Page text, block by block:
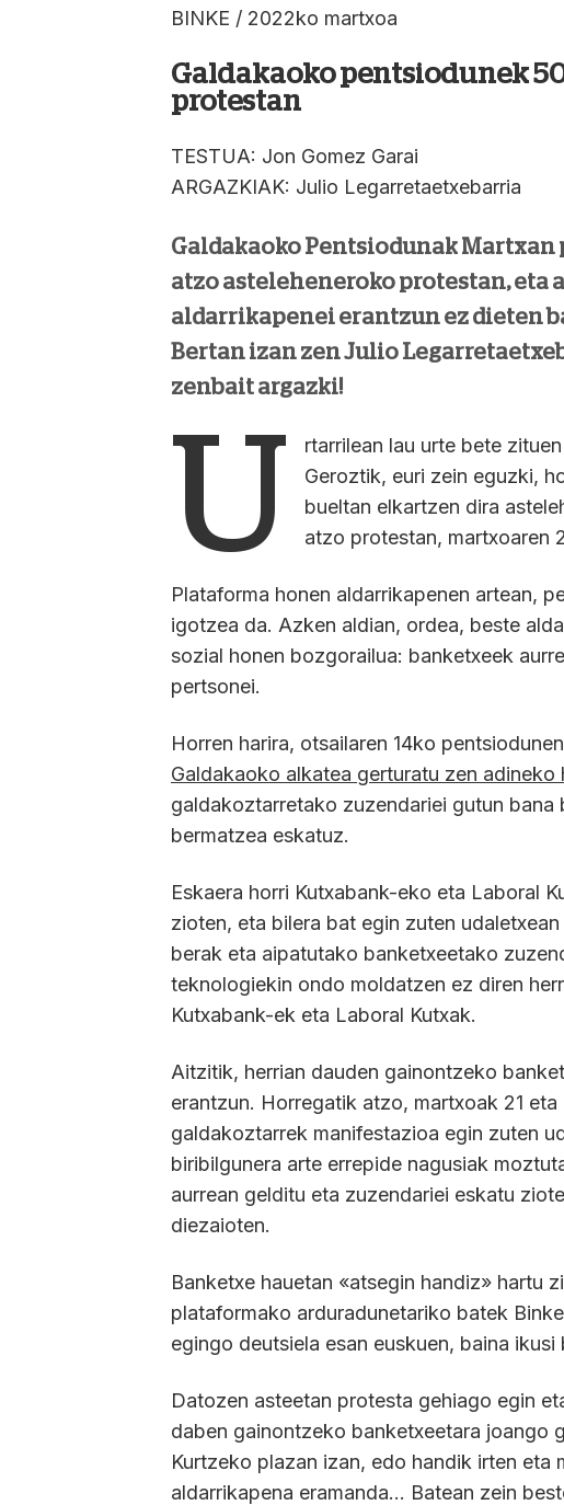
BINKE / 2022ko martxoa
Galdakaoko pentsiodunek
protestan
TESTUA: Jon Gomez Garai
ARGAZKIAK: Julio Legarretaetxebarria
Galdakaoko Pentsiodunak
atzo asteleheneroko protestan, eta
aldarrikapenei erantzun ez dieten
Bertan izan zen Julio
zenbait argazki!
U
rtarrilean lau urte bete
Geroztik, euri zein eguzki,
bueltan elkartzen dira
atzo protestan, martxoaren
Plataforma honen aldarrikapenen artean,
igotzea da. Azken aldian, ordea, beste
sozial honen bozgorailua: banketxeek
pertsonei.
Horren harira, otsailaren 14ko
Galdakaoko alkatea gerturatu zen adineko
galdakoztarretako zuzendariei gutun
bermatzea eskatuz.
Eskaera horri Kutxabank-eko eta Laboral
zioten, eta bilera bat egin zuten
berak eta aipatutako banketxeetako
teknologiekin ondo moldatzen ez diren
Kutxabank-ek eta Laboral Kutxak.
Aitzitik, herrian dauden gainontzeko
erantzun. Horregatik atzo, martxoak 21
galdakoztarrek manifestazioa egin zuten
biribilgunera arte errepide nagusiak
aurrean gelditu eta zuzendariei eskatu
diezaioten.
Banketxe hauetan «atsegin handiz» hartu
plataformako arduradunetariko batek
egingo deutsiela esan euskuen, baina
Datozen asteetan protesta gehiago egin
daben gainontzeko banketxeetara joango
Kurtzeko plazan izan, edo handik irten eta
aldarrikapena eramanda… Batean zein